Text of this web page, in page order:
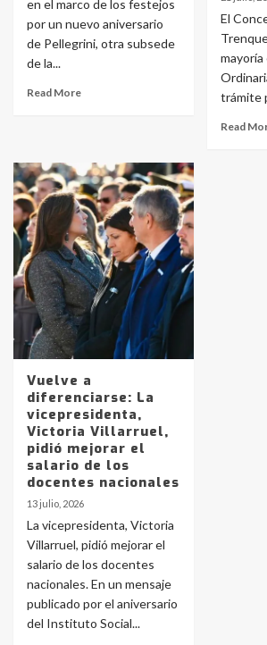
en el marco de los festejos
por un nuevo aniversario
de Pellegrini, otra subsede
de la...
Read More
El
mayoría
trámite
Read
Vuelve a
diferenciarse: La
vicepresidenta,
Victoria Villarruel,
pidió mejorar el
salario de los
docentes nacionales
13 julio, 2026
La vicepresidenta, Victoria
Villarruel, pidió mejorar el
salario de los docentes
nacionales. En un mensaje
publicado por el aniversario
del Instituto Social...
Identidad de los
pampeanos que fueron
4
Accidente en Ruta 5:
joven de Trenque
5
Los precios de los
La Pampa, desde YPF